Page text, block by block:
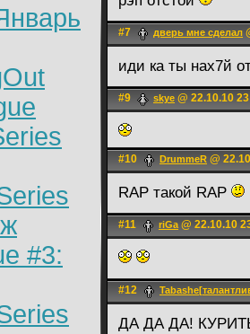
#3:
#7 дверь мне сделал
иди ка ты нах7й
#9 skye @ 22.10.10
#10 DrummeR @
RAP такой RAP
#11 riGa@ 22.10.10
#12
ДА ДА ДА!